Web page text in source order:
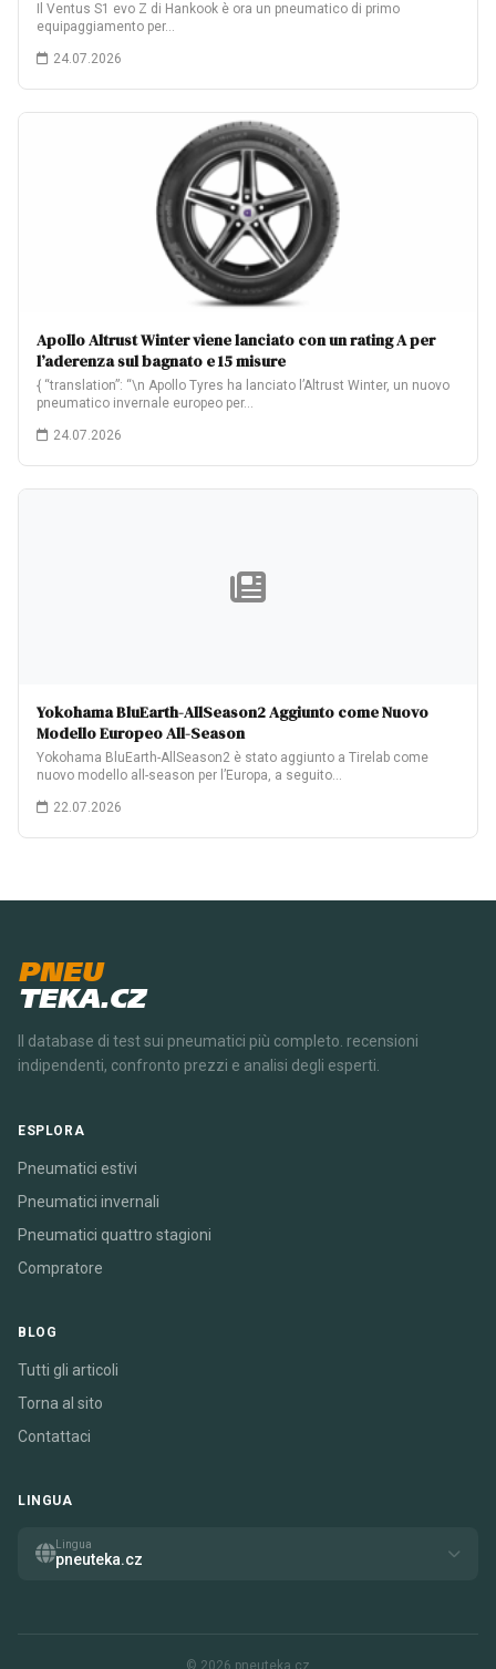
Il Ventus S1 evo Z di Hankook è ora un pneumatico di primo
equipaggiamento per…
24.07.2026
Apollo Altrust Winter viene lanciato con un rating A per
l’aderenza sul bagnato e 15 misure
{ “translation”: “\n Apollo Tyres ha lanciato l’Altrust Winter, un nuovo
pneumatico invernale europeo per…
24.07.2026
Yokohama BluEarth-AllSeason2 Aggiunto come Nuovo
Modello Europeo All-Season
Yokohama BluEarth-AllSeason2 è stato aggiunto a Tirelab come
nuovo modello all-season per l’Europa, a seguito…
22.07.2026
PNEU
TEKA.CZ
Il database di test sui pneumatici più completo. recensioni
indipendenti, confronto prezzi e analisi degli esperti.
ESPLORA
Pneumatici estivi
Pneumatici invernali
Pneumatici quattro stagioni
Compratore
BLOG
Tutti gli articoli
Torna al sito
Contattaci
LINGUA
Lingua
pneuteka.cz
© 2026 pneuteka.cz